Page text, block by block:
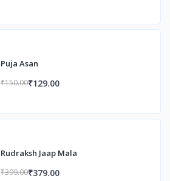
Puja Asan
₹150.00₹129.00
Rudraksh Jaap Mala
₹399.00₹379.00